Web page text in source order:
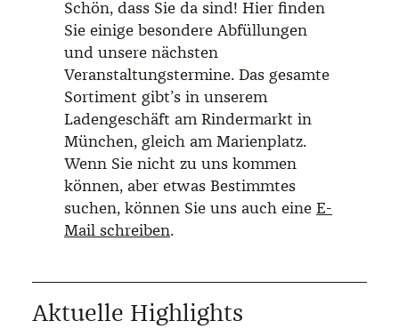
Schön, dass Sie da sind! Hier finden
Sie einige besondere Abfüllungen
und unsere nächsten
Veranstaltungs­termine. Das gesamte
Sortiment gibt’s in unserem
Ladengeschäft am Rindermarkt in
München, gleich am Marienplatz.
Wenn Sie nicht zu uns kommen
können, aber etwas Bestimmtes
suchen, können Sie uns auch eine E-
Mail schreiben.
Aktuelle Highlights